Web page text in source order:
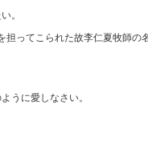
。
ってこられた故李仁夏牧師の
うに愛しなさい。